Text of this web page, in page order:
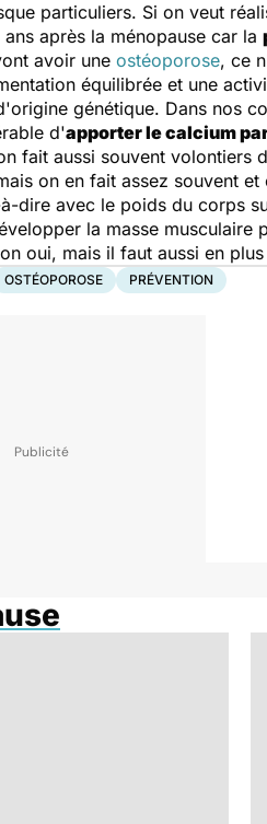
particuliers. Si on veut
après la ménopause car la
avoir une ostéoporose, ce
équilibrée et une
génétique. Dans nos
d'apporter le calcium
fait aussi souvent volontiers
on en fait assez souvent et
dire avec le poids du corps
la masse musculaire
oui, mais il faut aussi en
OSTÉOPOROSE PRÉVENTION